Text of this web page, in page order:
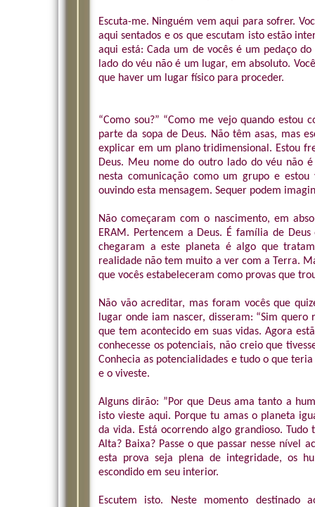
Escuta-me. Ninguém vem aqui para sofrer.
aqui sentados e os que escutam isto estão
aqui está: Cada um de vocês é um pedaço
lado do véu não é um lugar, em absoluto.
que haver um lugar físico para proceder.
“Como sou?” “Como me vejo quando estou
parte da sopa de Deus. Não têm asas, mas
explicar em um plano tridimensional. Estou
Deus. Meu nome do outro lado do véu não
nesta comunicação como um grupo e
ouvindo esta mensagem. Sequer podem
Não começaram com o nascimento, em
ERAM. Pertencem a Deus. É família de
chegaram a este planeta é algo que
realidade não tem muito a ver com a Terra.
que vocês estabeleceram como provas que
Não vão acreditar, mas foram vocês que
lugar onde iam nascer, disseram: “Sim
que tem acontecido em suas vidas. Agora
conhecesse os potenciais, não creio que
Conhecia as potencialidades e tudo o que
e o viveste.
Alguns dirão: ”Por que Deus ama tanto a
isto vieste aqui. Porque tu amas o planeta
da vida. Está ocorrendo algo grandioso.
Alta? Baixa? Passe o que passar nesse nível
esta prova seja plena de integridade, os
escondido em seu interior.
Escutem isto. Neste momento destinado